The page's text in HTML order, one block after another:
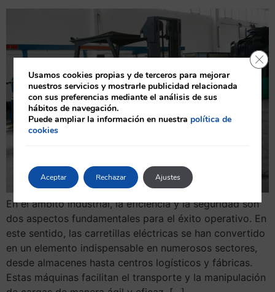
En el ámbito industrial, la eficiencia y la seguridad son
dos aspectos fundamentales para el éxito operativo. En
este sentido, las carretillas eléctricas se han convertido
en un elemento indispensable en numerosos sectores,
desde almacenes hasta centros logísticos y fábricas.
Estas máquinas facilitan el transporte y la manipulación
Usamos cookies propias y de terceros para mejorar
nuestros servicios y mostrarle publicidad relacionada
con sus preferencias mediante el análisis de sus
hábitos de navegación.
Puede ampliar la información en nuestra política de
cookies
Aceptar Rechazar Ajustes